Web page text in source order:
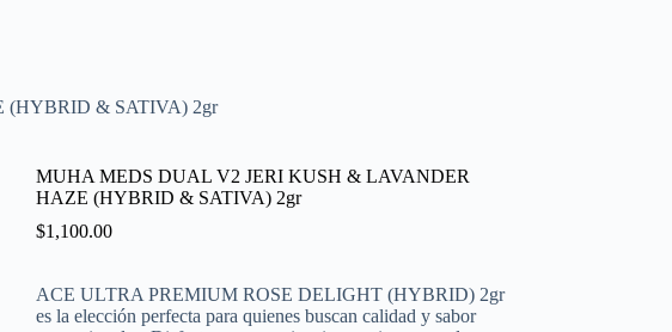
(HYBRID & SATIVA) 2gr
MUHA MEDS DUAL V2 JERI KUSH & LAVANDER
HAZE (HYBRID & SATIVA) 2gr
$1,100.00
ACE ULTRA PREMIUM ROSE DELIGHT (HYBRID) 2gr
es la elección perfecta para quienes buscan calidad y sabor